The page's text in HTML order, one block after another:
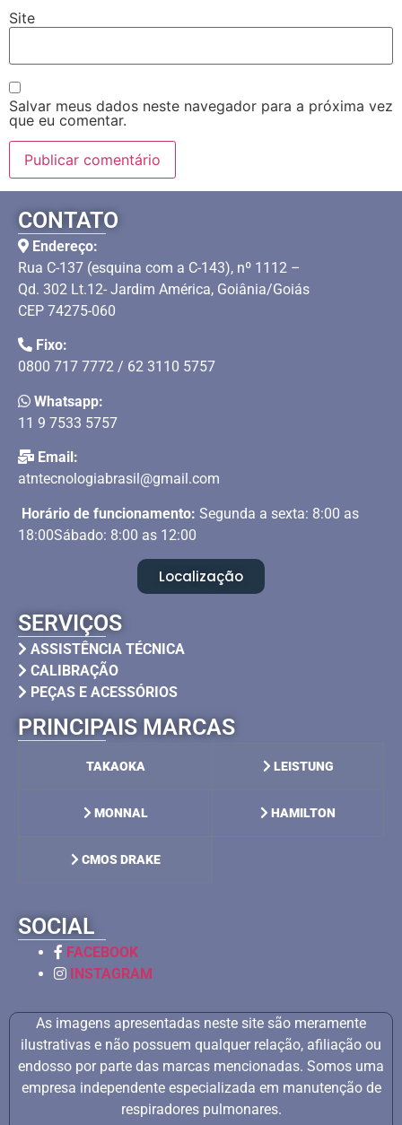
Site
Salvar meus dados neste navegador para a próxima vez
que eu comentar.
CONTATO
Endereço:
Rua C-137 (esquina com a C-143), nº 1112 –
Qd. 302 Lt.12- Jardim América, Goiânia/Goiás
CEP 74275-060
Fixo:
0800 717 7772 / 62 3110 5757
Whatsapp:
11 9 7533 5757
Email:
atntecnologiabrasil@gmail.com
Horário de funcionamento: Segunda a sexta: 8:00 as
18:00Sábado: 8:00 as 12:00
Localização
SERVIÇOS
ASSISTÊNCIA TÉCNICA
CALIBRAÇÃO
PEÇAS E ACESSÓRIOS
PRINCIPAIS MARCAS
TAKAOKA LEISTUNG
MONNAL HAMILTON
CMOS DRAKE
SOCIAL
FACEBOOK
INSTAGRAM
As imagens apresentadas neste site são meramente
ilustrativas e não possuem qualquer relação, afiliação ou
endosso por parte das marcas mencionadas. Somos uma
empresa independente especializada em manutenção de
respiradores pulmonares.